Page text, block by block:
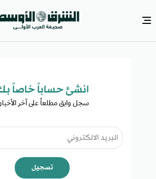
انشئ حساباً خاصاً
سجل وابق مطلعاً على آخر الأخبار ​
تسجيل